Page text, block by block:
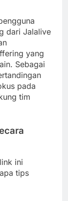
dari Jalalive
yang
Sebagai
pada
tim
ini
tips